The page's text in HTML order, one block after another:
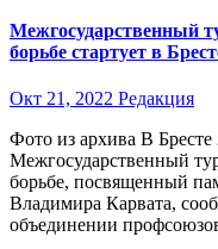
Межгосударственный
борьбе стартует в
Окт 21, 2022 Редакция
Фото из архива В
Межгосударственный
борьбе, посвященный
Владимира Карвата,
объединении